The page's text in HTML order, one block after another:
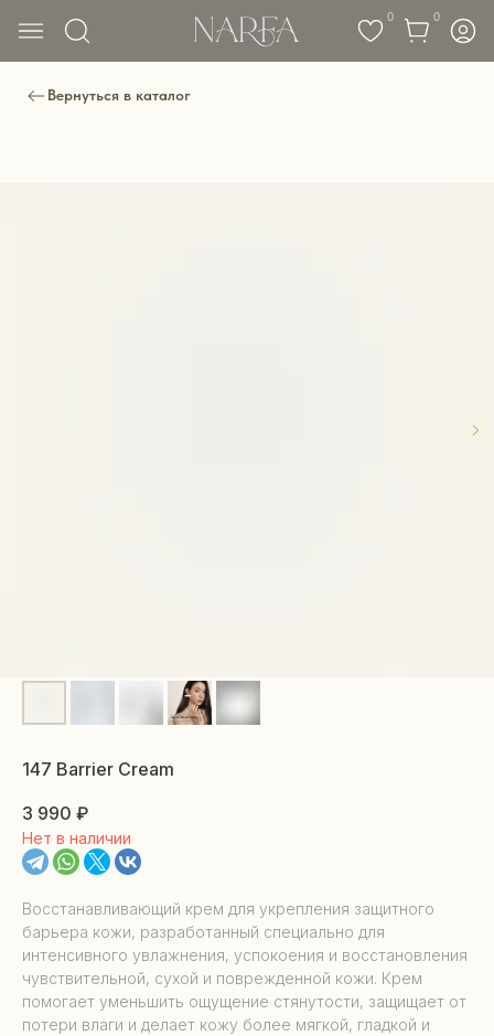
Вернуться в каталог
147 Barrier Cream
3 990 ₽
Нет в наличии
Восстанавливающий крем для укрепления защитного
барьера кожи, разработанный специально для
интенсивного увлажнения, успокоения и восстановления
чувствительной, сухой и поврежденной кожи. Крем
помогает уменьшить ощущение стянутости, защищает от
потери влаги и делает кожу более мягкой, гладкой и